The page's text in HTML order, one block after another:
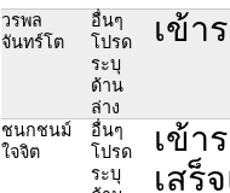
วรพล
จันทร์โต
อื่นๆ
โปรด
ระบุ
ด้าน
ล่าง
เข้า
ชนกชนม์
ใจจิต
อื่นๆ
โปรด
ระบุ
เข้า
เสร็